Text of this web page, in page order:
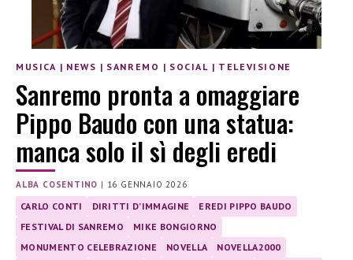
MUSICA | NEWS | SANREMO | SOCIAL | TELEVISIONE
Sanremo pronta a omaggiare
Pippo Baudo con una statua:
manca solo il sì degli eredi
ALBA COSENTINO | 16 GENNAIO 2026
CARLO CONTI DIRITTI D’IMMAGINE
EREDI PIPPO BAUDO
FESTIVAL DI SANREMO
MIKE BONGIORNO
MONUMENTO CELEBRAZIONE
NOVELLA
NOVELLA2000